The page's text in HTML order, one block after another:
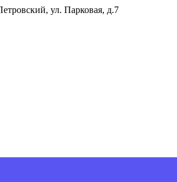
ул. Парковая, д.7